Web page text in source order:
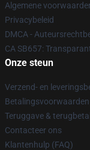
Algemene
Privacybeleid
DMCA -
CA SB657:
Onze steun
Verzend- en
Betalingsvoorwaarden
Teruggave &
Contacteer ons
Klantenhulp (FAQ)